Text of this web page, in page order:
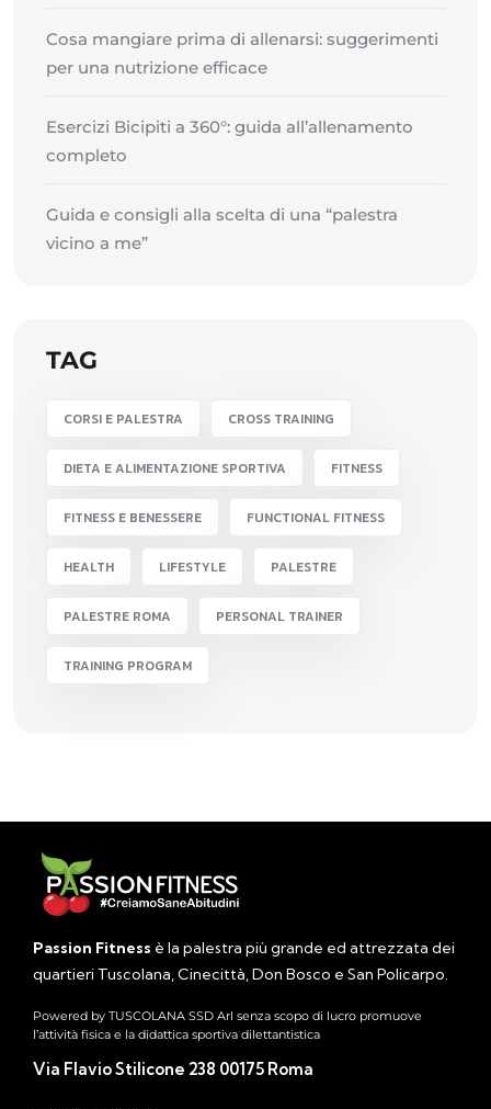
Cosa mangiare prima di allenarsi: suggerimenti
per una nutrizione efficace
Esercizi Bicipiti a 360°: guida all’allenamento
completo
Guida e consigli alla scelta di una “palestra
vicino a me”
TAG
CORSI E PALESTRA CROSS TRAINING
DIETA E ALIMENTAZIONE SPORTIVA FITNESS
FITNESS E BENESSERE FUNCTIONAL FITNESS
HEALTH LIFESTYLE PALESTRE
PALESTRE ROMA PERSONAL TRAINER
TRAINING PROGRAM
Passion Fitness è la palestra più grande ed attrezzata dei
quartieri Tuscolana, Cinecittà, Don Bosco e San Policarpo.
Powered by TUSCOLANA SSD Arl senza scopo di lucro promuove
l’attività fisica e la didattica sportiva dilettantistica
Via Flavio Stilicone 238 00175 Roma